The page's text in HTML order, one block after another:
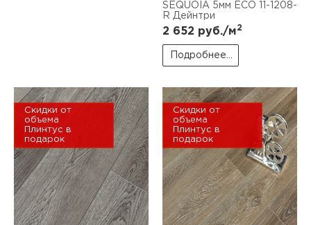
SEQUOIA 5мм ЕСО 11-1208-
R Дейнтри
2 652 руб./м2
Подробнее...
Скидки от
объема
Плинтус в
подарок
Скидки от
объема
Плинтус в
подарок